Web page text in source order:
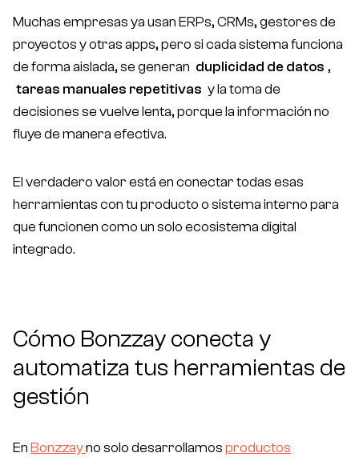
Muchas empresas ya usan ERPs, CRMs, gestores de
proyectos y otras apps, pero si cada sistema funciona
de forma aislada, se generan duplicidad de datos ,
tareas manuales repetitivas y la toma de
decisiones se vuelve lenta, porque la información no
fluye de manera efectiva.
El verdadero valor está en conectar todas esas
herramientas con tu producto o sistema interno para
que funcionen como un solo ecosistema digital
integrado.
Cómo Bonzzay conecta y
automatiza tus herramientas de
gestión
EnBonzzayno solo desarrollamosproductos